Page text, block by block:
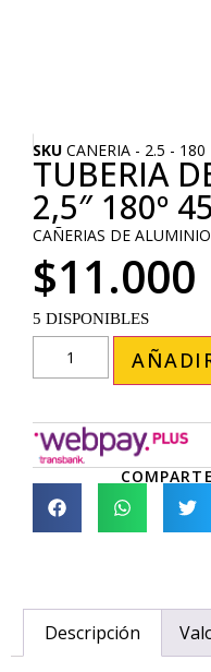
SKU CANERIA - 2.5 - 180
TUBERIA
2,5″ 180º
CAÑERIAS DE ALUMINIO
$11.000
5 DISPONIBLES
Descripción